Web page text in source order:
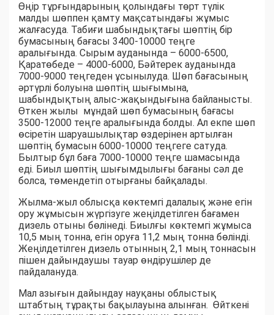
Өңір тұрғындарының қолындағы төрт түлік
малды шөппен қамту мақсатындағы жұмыс
жалғасуда. Табиғи шабындықтағы шөптің бір
бумасының бағасы 3400-10000 теңге
аралығында. Сырым ауданында – 6000-6500,
Қаратөбеде – 4000-6000, Бәйтерек ауданында
7000-9000 теңгеден ұсынылуда. Шөп бағасының
әртүрлі болуына шөптің шығымына,
шабындықтың алыс-жақындығына байланысты.
Өткен жылы мұндай шөп бумасының бағасы
3500-12000 теңге аралығында болды. Ал екпе шөп
өсіретін шаруашылықтар өздерінен артылған
шөптің бумасын 6000-10000 теңгеге сатуда.
Былтыр бұл баға 7000-10000 теңге шамасында
еді. Биыл шөптің шығымдылығы бағаны сәл де
болса, төмендетіп отырғаны байқалады.
Жылма-жыл облысқа көктемгі далалық және егін
ору жұмысын жүргізуге жеңілдетілген бағамен
дизель отыны бөлінеді. Биылғы көктемгі жұмыса
10,5 мың тонна, егін оруға 11,2 мың тонна бөлінді.
Жеңілдетілген дизель отынның 2,1 мың тоннасын
пішен дайындаушы тауар өндірушілер де
пайдалануда.
Мал азығын дайындау науқаны облыстық
штабтың тұрақты бақылауына алынған. Өйткені